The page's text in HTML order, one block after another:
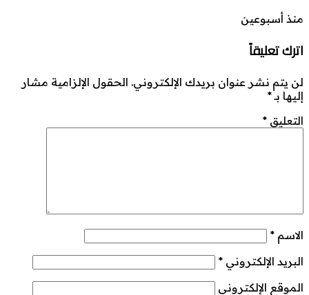
منذ أسبوعين
اترك تعليقاً
لن يتم نشر عنوان بريدك الإلكتروني. الحقول الإلزامية مشار
إليها بـ*
التعليق *
الاسم *
البريد الإلكتروني *
الموقع الإلكتروني